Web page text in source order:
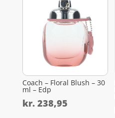
Coach – Floral Blush – 30
ml – Edp
kr.238,95